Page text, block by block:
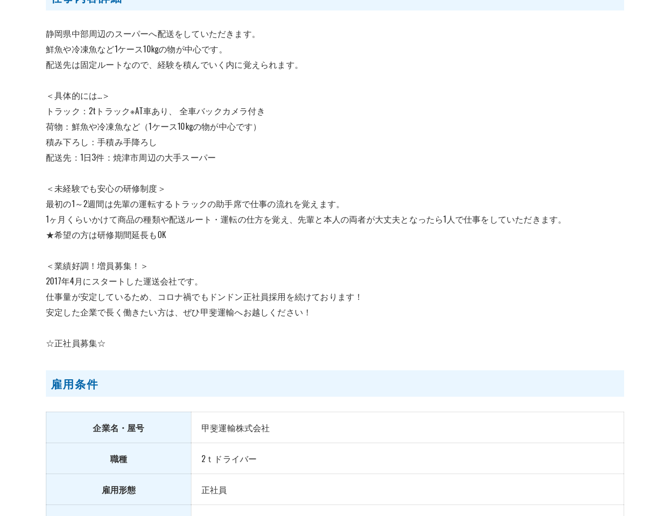
静岡県中部周辺のスーパーへ配送をしていただきます。
鮮魚や冷凍魚など1ケース10kgの物が中心です。
配送先は固定ルートなので、経験を積んでいく内に覚えられます。
＜具体的には…＞
トラック：2tトラック※AT車あり、 全車バックカメラ付き
荷物：鮮魚や冷凍魚など（1ケース10kgの物が中心です）
積み下ろし：手積み手降ろし
配送先：1日3件：焼津市周辺の大手スーパー
＜未経験でも安心の研修制度＞
最初の1～2週間は先輩の運転するトラックの助手席で仕事の流れを覚えます。
1ヶ月くらいかけて商品の種類や配送ルート・運転の仕方を覚え、先輩と本人の両者が大丈夫となったら1人で仕事をしていただきます。
★希望の方は研修期間延長もOK
＜業績好調！増員募集！＞
2017年4月にスタートした運送会社です。
仕事量が安定しているため、コロナ禍でもドンドン正社員採用を続けております！
安定した企業で長く働きたい方は、ぜひ甲斐運輸へお越しください！
☆正社員募集☆
雇用条件
企業名・屋号 甲斐運輸株式会社
職種 2ｔドライバー
雇用形態 正社員